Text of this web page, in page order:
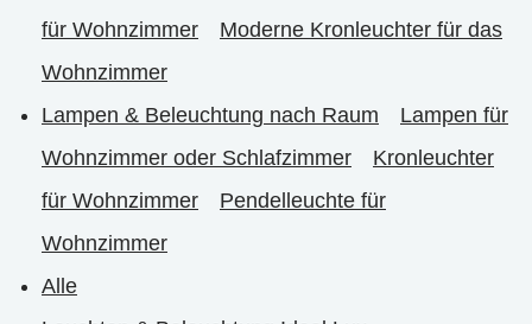
für Wohnzimmer
Moderne Kronleuchter für das
Wohnzimmer
Lampen & Beleuchtung nach Raum
Lampen für
Wohnzimmer oder Schlafzimmer
Kronleuchter
für Wohnzimmer
Pendelleuchte für
Wohnzimmer
Alle